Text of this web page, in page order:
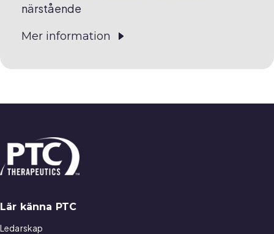
närstående
Mer information
Lär känna PTC
Ledarskap